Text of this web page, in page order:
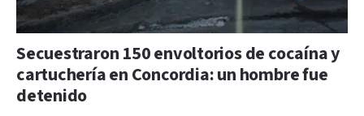
Secuestraron 150 envoltorios de cocaína y
cartuchería en Concordia: un hombre fue
detenido